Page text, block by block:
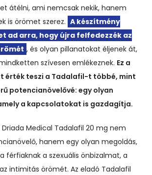
átélni, ami nemcsak nekik, hanem
is örömet szerez. A készítmény
ad arra, hogy újra felfedezzék az
, és olyan pillanatokat éljenek át,
szívesen emlékeznek. Ez a
érték teszi a Tadalafil-t többé, mint
potencianövelővé: egy olyan
a kapcsolatokat is gazdagítja.
Driada Medical Tadalafil 20 mg nem
hanem egy olyan megoldás,
férfiaknak a szexuális önbizalmat, a
intimitás örömét. Az eladó Tadalafil